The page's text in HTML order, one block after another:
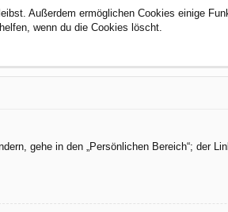
Außerdem ermöglichen Cookies einige
wenn du die Cookies löscht.
gehe in den „Persönlichen Bereich“; der